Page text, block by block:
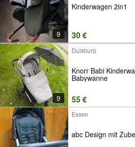
9
Kinderwagen 2in1
30 €
9
Duisburg
Knorr Babi
Babywanne
55 €
Essen
abc Design mit